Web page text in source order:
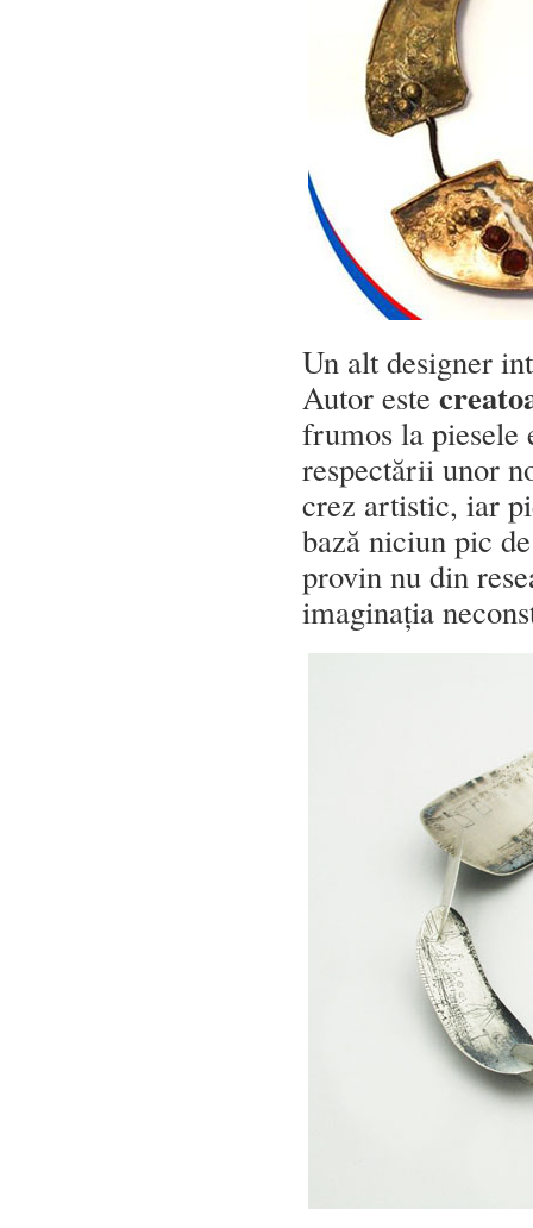
Un alt designer
Autor este
frumos la piesele
respectării unor
crez artistic, iar
bază niciun pic
provin nu din
imaginația